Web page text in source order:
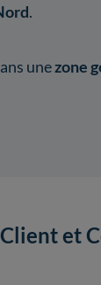
.
unezone
et